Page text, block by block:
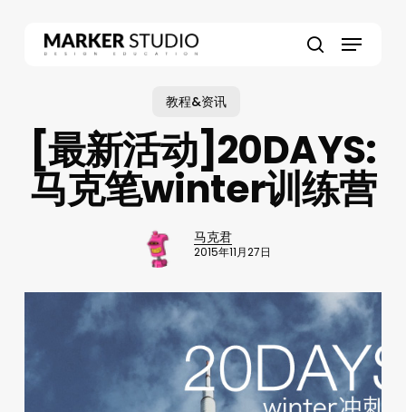
Menu
教程&资讯
[最新活动]20DAYS:
马克笔winter训练营
马克君
2015年11月27日